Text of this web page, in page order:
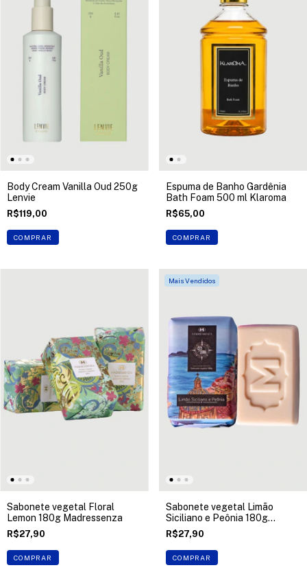
Body Cream Vanilla Oud 250g
Lenvie
R$119,00
COMPRAR
Espuma de Banho Gardênia
Bath Foam 500 ml Klaroma
R$65,00
COMPRAR
Sabonete vegetal Floral
Lemon 180g Madressenza
R$27,90
COMPRAR
Mais Vendidos
Sabonete vegetal Limão
Siciliano e Peônia 180g
Madressenza
R$27,90
COMPRAR